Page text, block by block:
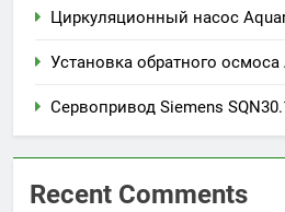
Циркуляционный насос
Установка обратного осмоса
Сервопривод Siemens
Recent Comments